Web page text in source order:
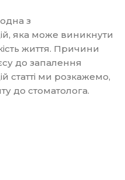
з
яка може виникнути
життя. Причини
до запалення
статті ми розкажемо,
до стоматолога.